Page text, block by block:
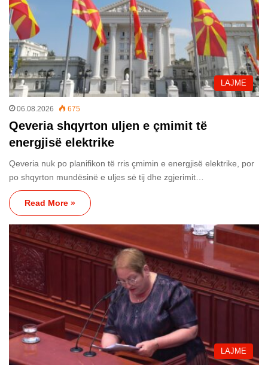
LAJME
06.08.2026 675
Qeveria shqyrton uljen e çmimit të
energjisë elektrike
Qeveria nuk po planifikon të rris çmimin e energjisë elektrike, por
po shqyrton mundësinë e uljes së tij dhe zgjerimit…
Read More »
LAJME